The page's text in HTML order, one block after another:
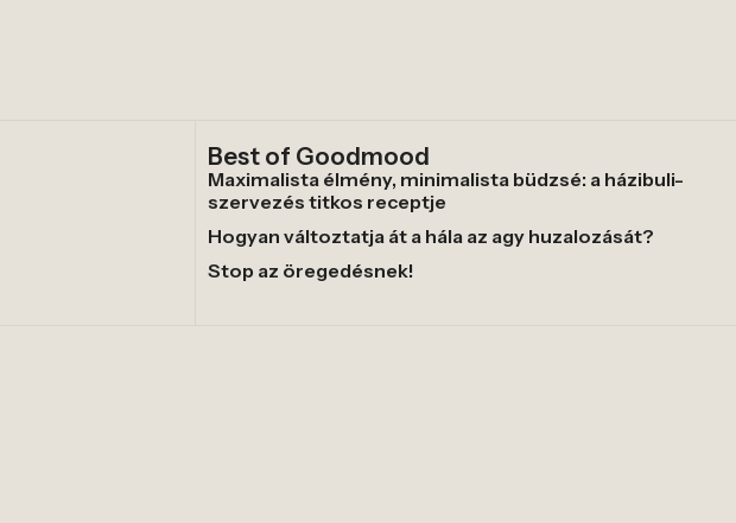
Best of Goodmood
Maximalista élmény, minimalista büdzsé: a házibuli-
szervezés titkos receptje
Hogyan változtatja át a hála az agy huzalozását?
Stop az öregedésnek!